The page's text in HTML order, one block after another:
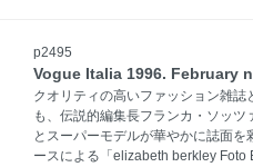
p2495
Vogue Italia 1996. February
クオリティの高いファッション雑
も、伝説的編集長フランカ・ソッ
とスーパーモデルが華やかに誌面
ースによる「elizabeth berkley